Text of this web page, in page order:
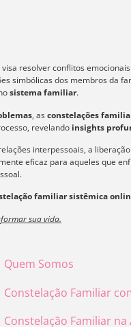
resolver conflitos
simbólicas dos membros da
sistema familiar.
, asconstelações
revelando insights
interpessoais, a
eficaz para aqueles que
familiar sistêmica
sua vida.
Quem Somos
Constelação Familiar
Constelação Familiar na